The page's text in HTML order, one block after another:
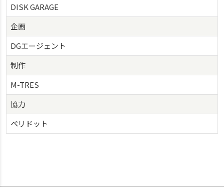
DISK GARAGE
企画
DGエージェント
制作
M-TRES
協力
ペリドット